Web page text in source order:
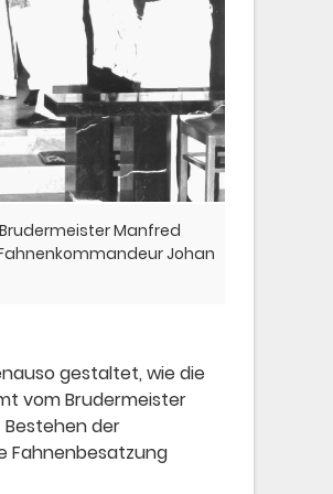
Manfred
Johan
gestaltet, wie die
vom Brudermeister
der
Fahnenbesatzung